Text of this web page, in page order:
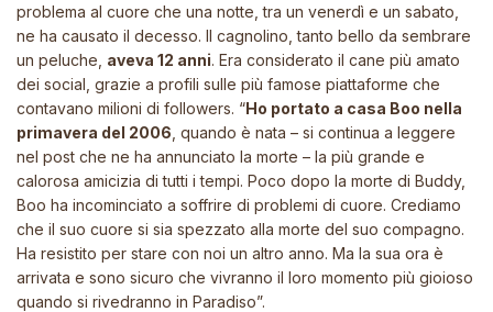
problema al cuore che una notte, tra un venerdì e un sabato,
ne ha causato il decesso. Il cagnolino, tanto bello da sembrare
un peluche, aveva 12 anni. Era considerato il cane più amato
dei social , grazie a profili sulle più famose piattaforme che
contavano milioni di followers. “Ho portato a casa Boo nella
primavera del 2006 , quando è nata – si continua a leggere
nel post che ne ha annunciato la morte – la più grande e
calorosa amicizia di tutti i tempi. Poco dopo la morte di Buddy,
Boo ha incominciato a soffrire di problemi di cuore. Crediamo
che il suo cuore si sia spezzato alla morte del suo compagno.
Ha resistito per stare con noi un altro anno. Ma la sua ora è
arrivata e sono sicuro che vivranno il loro momento più gioioso
quando si rivedranno in Paradiso”.